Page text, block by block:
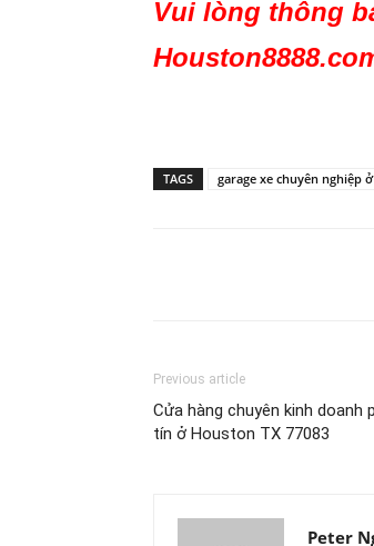
Vui lòng thông
TAGS garage xe chuyên nghiệp
Previous article
Cửa hàng chuyên kinh doanh
tín ở Houston TX 77083
Peter